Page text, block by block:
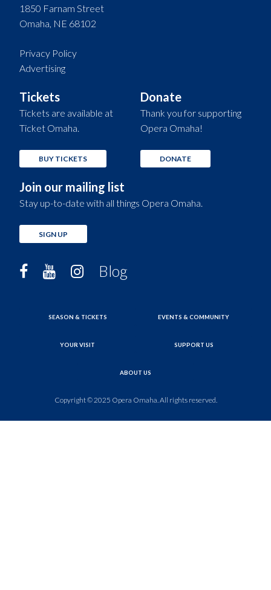
1850 Farnam Street
Omaha, NE 68102
Privacy Policy
Advertising
Tickets
Tickets are available at
Ticket Omaha.
BUY TICKETS
Donate
Thank you for supporting
Opera Omaha!
DONATE
Join our mailing list
Stay up-to-date with all things Opera Omaha.
SIGN UP
Blog
SEASON & TICKETS EVENTS & COMMUNITY
YOUR VISIT SUPPORT US
ABOUT US
Copyright © 2025 Opera Omaha. All rights reserved.